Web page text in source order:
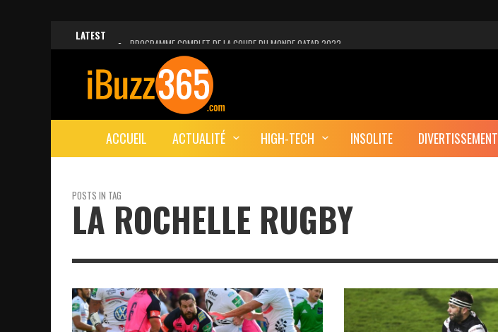
LATEST
PROGRAMME COMPLET DE LA COUPE DU MONDE QATAR 2022
FACEBOOK, INSTAGRAM ET WHATSAPP HORS SERVICE! EST-CE UNE CYBER-ATTAQUE?
UNE VIDÉO 4K MONTRE LA PLANÈTE MARS EN ULTRA-HAUTE DÉFINITION
LANCEMENT DU PREMIER VOL HABITÉ DE SPACEX
DÉCÈS DE L’EX-PRÉSIDENT ZINE EL ABIDINE BEN ALI, SERA-T-IL ENTERRÉ EN TUNISIE?
ACCUEIL ACTUALITÉ HIGH-TECH INSOLITE DIVERTISSEMENT
POSTS IN TAG
LA ROCHELLE RUGBY